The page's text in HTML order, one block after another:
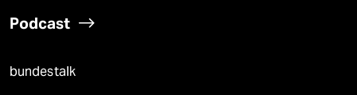
Podcast
bundestalk